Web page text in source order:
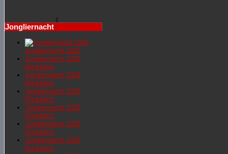
Jongliernacht
Jongliernacht 2026
Jongliernachr 2025
Rückblick
Jongliernacht 2024
Rückblick
Jongliernacht 2023
Rückblick
Jongliernacht 2022
Rückblick
Jongliernacht 2019
Rückblick
Jongliernacht 2018
Rückblick